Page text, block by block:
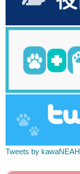
Tweets by kawaNEAH